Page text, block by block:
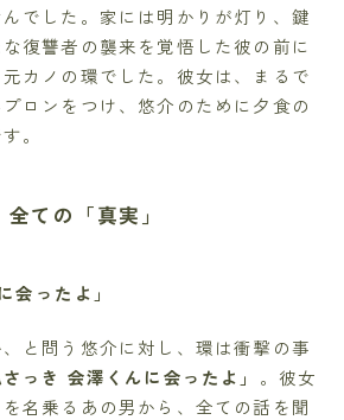
でした。家には明かりが灯り、鍵
復讐者の襲来を覚悟した彼の前に
カノの環でした。彼女は、まるで
ロンをつけ、悠介のために夕食の
。
ての「真実」
会ったよ」
と問う悠介に対し、環は衝撃の事
さっき 会澤くんに会ったよ」 。彼女
名乗るあの男から、全ての話を聞